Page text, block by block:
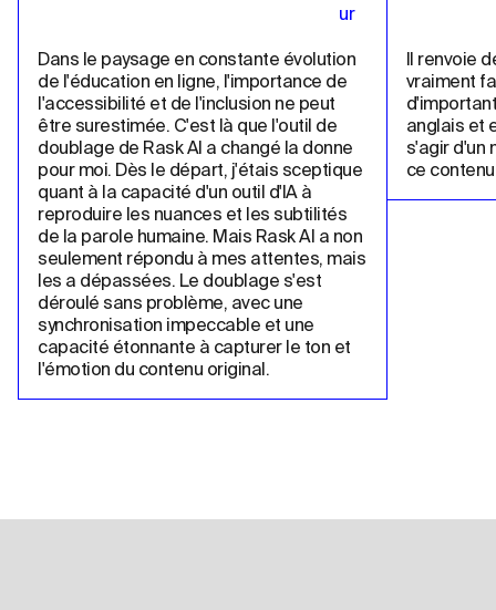
Dans le paysage en constante évolution
de l'éducation en ligne, l'importance de
l'accessibilité et de l'inclusion ne peut
être surestimée. C'est là que l'outil de
doublage de Rask AI a changé la donne
pour moi. Dès le départ, j'étais sceptique
quant à la capacité d'un outil d'IA à
reproduire les nuances et les subtilités
de la parole humaine. Mais Rask AI a non
seulement répondu à mes attentes, mais
les a dépassées. Le doublage s'est
déroulé sans problème, avec une
synchronisation impeccable et une
capacité étonnante à capturer le ton et
l'émotion du contenu original.
Il renvoie
vraiment
anglais et
s'agir d'un
ce